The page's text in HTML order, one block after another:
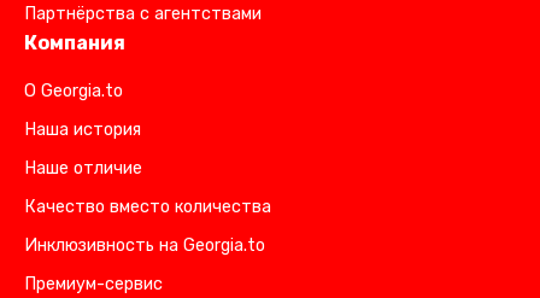
Партнёрства с агентствами
Компания
О Georgia.to
Наша история
Наше отличие
Качество вместо количества
Инклюзивность на Georgia.to
Премиум-сервис